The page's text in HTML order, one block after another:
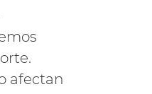
afectan